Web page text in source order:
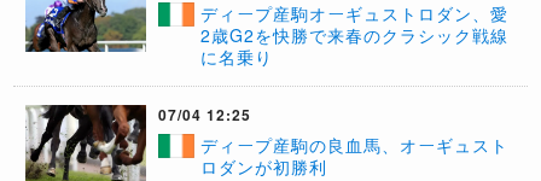
ディープ産駒オーギュストロダン、愛
2歳G2を快勝で来春のクラシック戦線
に名乗り
07/04 12:25
​ディープ産駒の良血馬、オーギュスト
ロダンが初勝利